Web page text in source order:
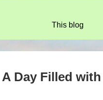
This blog
A Day Filled